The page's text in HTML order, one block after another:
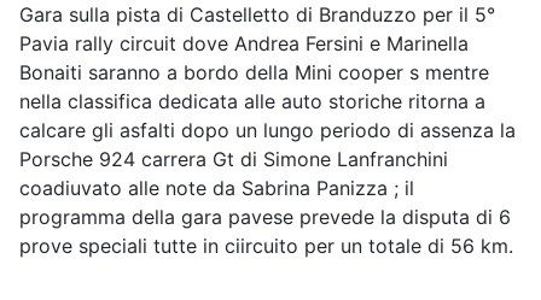
Gara sulla pista di Castelletto di Branduzzo per il 5°
Pavia rally circuit dove Andrea Fersini e Marinella
Bonaiti saranno a bordo della Mini cooper s mentre
nella classifica dedicata alle auto storiche ritorna a
calcare gli asfalti dopo un lungo periodo di assenza la
Porsche 924 carrera Gt di Simone Lanfranchini
coadiuvato alle note da Sabrina Panizza ; il
programma della gara pavese prevede la disputa di 6
prove speciali tutte in ciircuito per un totale di 56 km.